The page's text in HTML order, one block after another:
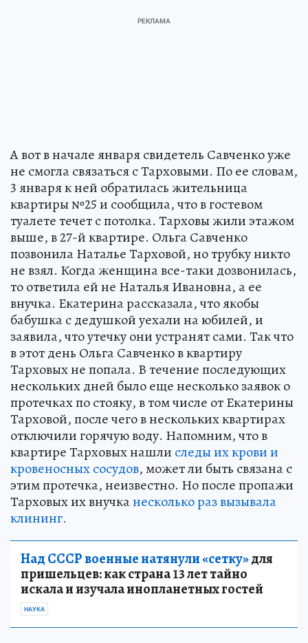
А вот в начале января свидетель Савченко уже
не смогла связаться с Тарховыми. По ее словам,
3 января к ней обратилась жительница
квартиры №25 и сообщила, что в гостевом
туалете течет с потолка. Тарховы жили этажом
выше, в 27-й квартире. Ольга Савченко
позвонила Наталье Тарховой, но трубку никто
не взял. Когда женщина все-таки дозвонилась,
то ответила ей не Наталья Ивановна, а ее
внучка. Екатерина рассказала, что якобы
бабушка с дедушкой уехали на юбилей, и
заявила, что утечку они устранят сами. Так что
в этот день Ольга Савченко в квартиру
Тарховых не попала. В течение последующих
нескольких дней было еще несколько заявок о
протечках по стояку, в том числе от Екатерины
Тарховой, после чего в нескольких квартирах
отключили горячую воду. Напомним, что в
квартире Тарховых нашли следы их крови и
кровеносных сосудов, может ли быть связана с
этим протечка, неизвестно. Но после пропажи
Тарховых их внучканесколько раз вызывала
клининг.
Над СССР военные натянули «сетку»для
пришельцев: как страна 13 лет тайно
искала и изучала инопланетных гостей
НАУКА